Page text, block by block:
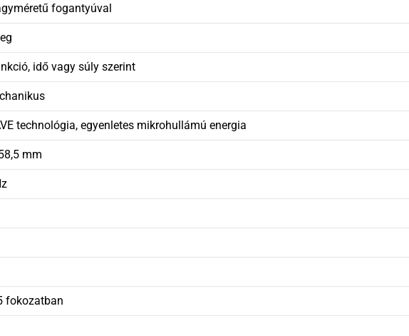
fogantyúval
idő vagy súly szerint
technológia, egyenletes mikrohullámú energia
mm
fokozatban